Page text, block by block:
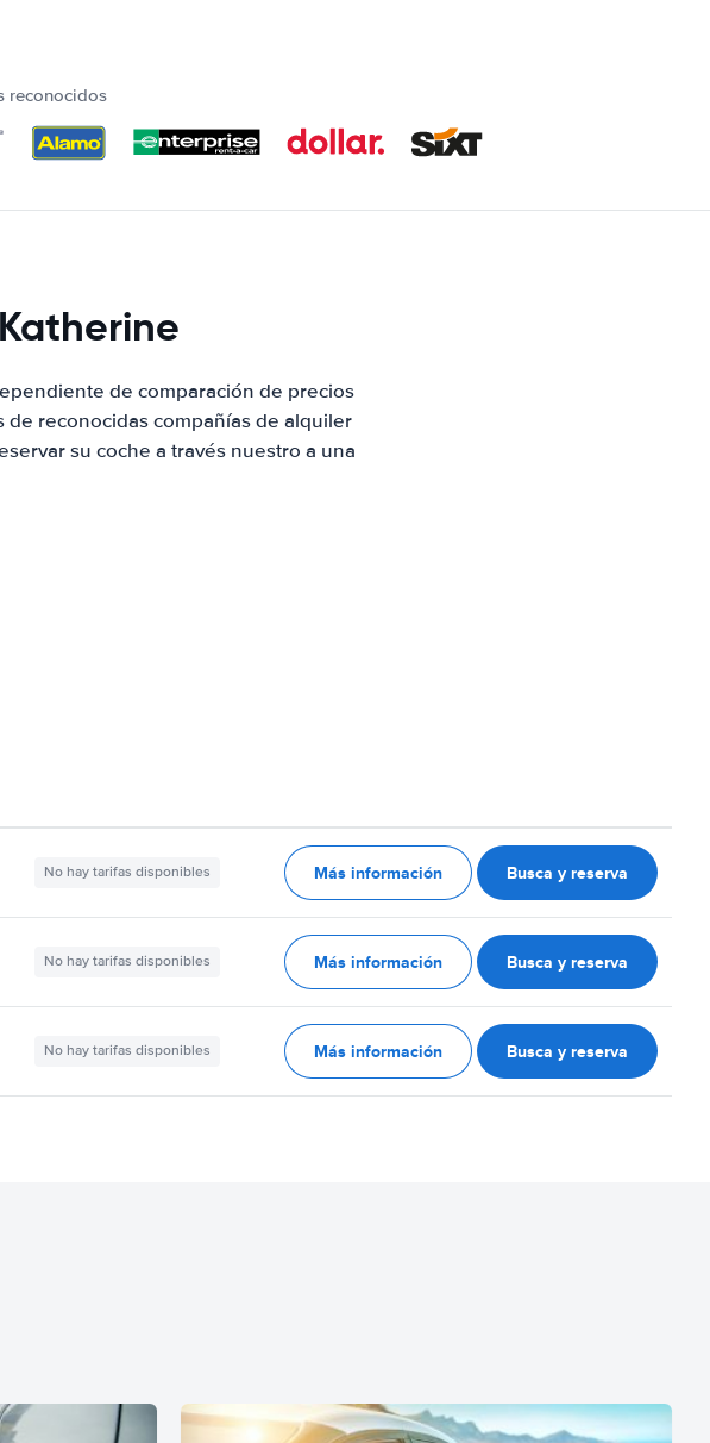
reconocidos
de comparación de precios
reconocidas compañías de alquiler
su coche a través nuestro a una
No hay tarifas disponibles Más información Busca y reserva
No hay tarifas disponibles Más información Busca y reserva
No hay tarifas disponibles Más información Busca y reserva